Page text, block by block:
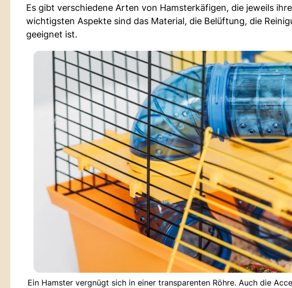
Es gibt verschiedene Arten von Hamsterkäfigen, die jeweils
wichtigsten Aspekte sind das Material, die Belüftung, die
geeignet ist.
Ein Hamster vergnügt sich in einer transparenten Röhre. Auch die